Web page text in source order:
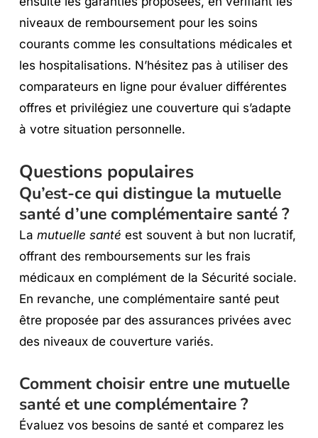
niveaux de remboursement pour les soins
courants comme les consultations médicales et
les hospitalisations. N’hésitez pas à utiliser des
comparateurs en ligne pour évaluer différentes
offres et privilégiez une couverture qui s’adapte
à votre situation personnelle.
Questions populaires
Qu’est-ce qui distingue la mutuelle
santé d’une complémentaire santé ?
La mutuelle santé est souvent à but non lucratif,
offrant des remboursements sur les frais
médicaux en complément de la Sécurité sociale.
En revanche, une complémentaire santé peut
être proposée par des assurances privées avec
des niveaux de couverture variés.
Comment choisir entre une mutuelle
santé et une complémentaire ?
Évaluez vos besoins de santé et comparez les